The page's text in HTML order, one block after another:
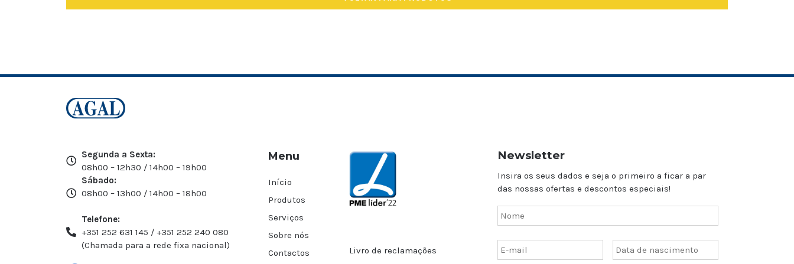
Segunda a Sexta:
08h00 – 12h30 / 14h00 – 19h00
Sábado:
08h00 – 13h00 / 14h00 – 18h00
Telefone:
+351 252 631 145 / +351 252 240 080
(Chamada para a rede fixa nacional)
Menu
Início
Produtos
Serviços
Sobre nós
Contactos
Livro de reclamações
Newsletter
Insira os seus dados e seja o primeiro a ficar a par
das nossas ofertas e descontos especiais!